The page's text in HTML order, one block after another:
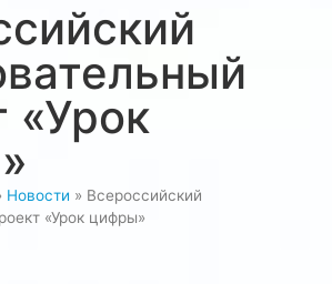
«Урок
Новости » Всероссийский
«Урок цифры»